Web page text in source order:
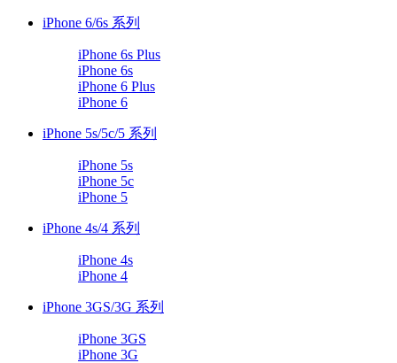
iPhone 6/6s 系列
iPhone 6s Plus
iPhone 6s
iPhone 6 Plus
iPhone 6
iPhone 5s/5c/5 系列
iPhone 5s
iPhone 5c
iPhone 5
iPhone 4s/4 系列
iPhone 4s
iPhone 4
iPhone 3GS/3G 系列
iPhone 3GS
iPhone 3G